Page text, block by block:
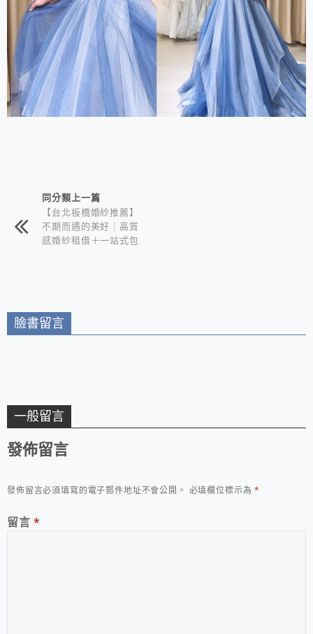
相連文章同分類上一篇
【台北板橋婚紗推薦】
不期而遇的美好｜高質
感婚紗租借＋一站式包
臉書留言
一般留言
發佈留言
發佈留言必須填寫的電子郵件地址不會公開。 必填欄位標示為*
留言 *